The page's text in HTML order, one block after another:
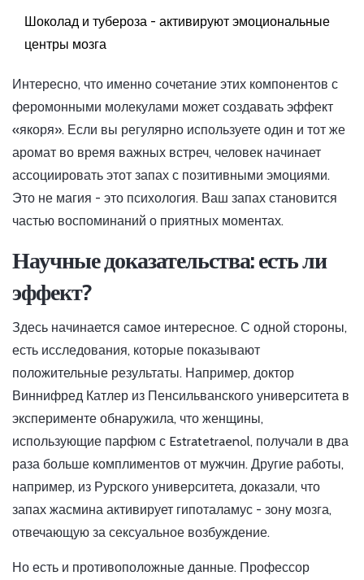
Шоколад и тубероза - активируют эмоциональные
центры мозга
Интересно, что именно сочетание этих компонентов с
феромонными молекулами может создавать эффект
«якоря». Если вы регулярно используете один и тот же
аромат во время важных встреч, человек начинает
ассоциировать этот запах с позитивными эмоциями.
Это не магия - это психология. Ваш запах становится
частью воспоминаний о приятных моментах.
Научные доказательства: есть ли
эффект?
Здесь начинается самое интересное. С одной стороны,
есть исследования, которые показывают
положительные результаты. Например, доктор
Виннифред Катлер из Пенсильванского университета в
эксперименте обнаружила, что женщины,
использующие парфюм с Estratetraenol, получали в два
раза больше комплиментов от мужчин. Другие работы,
например, из Рурского университета, доказали, что
запах жасмина активирует гипоталамус - зону мозга,
отвечающую за сексуальное возбуждение.
Но есть и противоположные данные. Профессор